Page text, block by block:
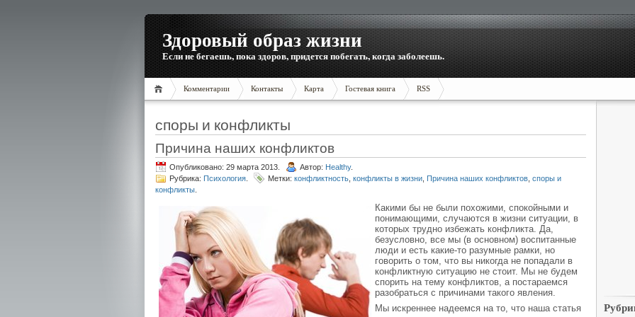
Здоровый образ жизни
Если не бегаешь, пока здоров, придется побегать, когда заболеешь.
Комментарии Контакты Карта Гостевая книга RSS
споры и конфликты
Причина наших конфликтов
Опубликовано: 29 марта 2013. Автор: Healthy.
Рубрика: Психология Метки: конфликтность конфликты в жизни Причина наших конфликтов споры и
конфликты
Какими бы не были похожими, спокойными и
понимающими, случаются в жизни ситуации, в
которых трудно избежать конфликта. Да,
безусловно, все мы (в основном) воспитанные
люди и есть какие-то разумные рамки, но
говорить о том, что вы никогда не попадали в
конфликтную ситуацию не стоит. Мы не будем
спорить на тему конфликтов, а постараемся
разобраться с причинами такого явления.
Мы искреннее надеемся на то, что наша статья